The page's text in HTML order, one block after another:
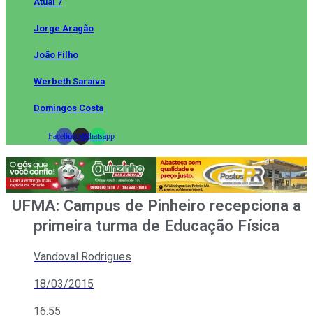
Jorge Aragão
João Filho
Werbeth Saraiva
Domingos Costa
FacebookInstagramWhatsapp
UFMA: Campus de Pinheiro recepciona a
primeira turma de Educação Física
Vandoval Rodrigues
18/03/2015
16:55